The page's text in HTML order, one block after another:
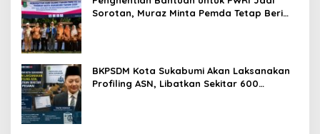
Sorotan, Muraz Minta Pemda Tetap Beri
BKPSDM Kota Sukabumi Akan Laksanakan
Profiling ASN, Libatkan Sekitar 600